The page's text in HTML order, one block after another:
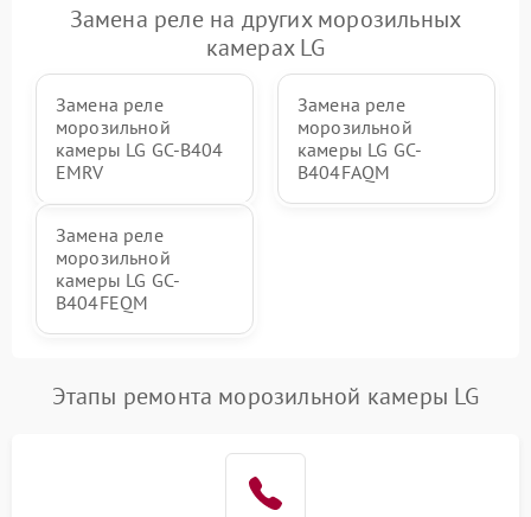
Замена реле на других морозильных
камерах LG
Замена реле
морозильной
камеры LG GC-B404
EMRV
Замена реле
морозильной
камеры LG GC-
B404FAQM
Замена реле
морозильной
камеры LG GC-
B404FEQM
Этапы ремонта морозильной камеры LG